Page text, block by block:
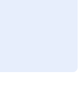
、集中力を
ることで、
AIが自動で
、教室での
するまで解
られるため、
要である。
性が求めら
ートが欠かせ
で公開してい